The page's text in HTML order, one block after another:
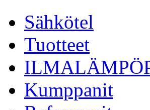
Sähkötel
Tuotteet
Kumppanit